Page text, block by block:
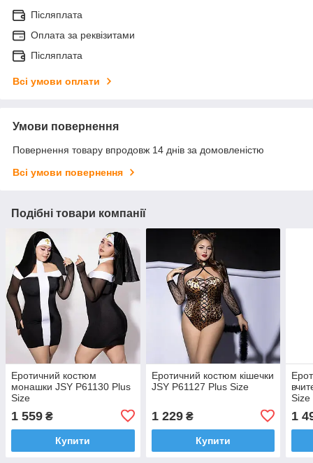
Післяплата
Оплата за реквізитами
Післяплата
Всі умови оплати
Умови повернення
Повернення товару впродовж 14 днів за домовленістю
Всі умови повернення
Подібні товари компанії
Еротичний костюм
монашки JSY P61130 Plus
Size
1 559 ₴
Купити
Еротичний костюм кішечки
JSY P61127 Plus Size
1 229₴
Купити
Size
1